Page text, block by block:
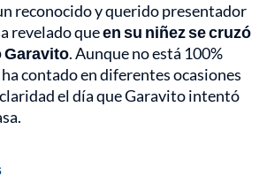
reconocido y querido presentador
revelado queen su niñez se cruzó
Garavito. Aunque no está 100%
contado en diferentes ocasiones
el día que Garavito intentó